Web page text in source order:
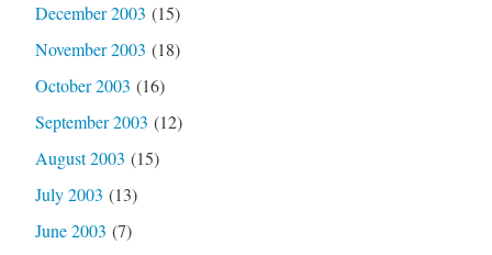
December 2003 (15)
November 2003 (18)
October 2003 (16)
September 2003 (12)
August 2003 (15)
July 2003 (13)
June 2003 (7)